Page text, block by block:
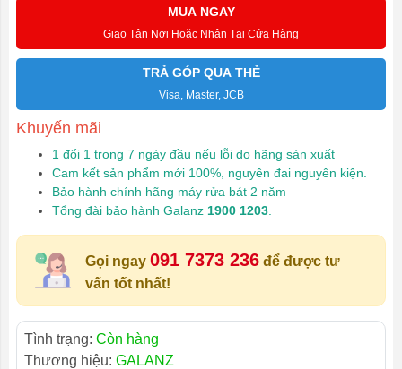
MUA NGAY
Giao Tận Nơi Hoặc Nhận Tại Cửa Hàng
TRẢ GÓP QUA THẺ
Visa, Master, JCB
Khuyến mãi
1 đổi 1 trong 7 ngày đầu nếu lỗi do hãng sản xuất
Cam kết sản phẩm mới 100%, nguyên đai nguyên kiện.
Bảo hành chính hãng máy rửa bát 2 năm
Tổng đài bảo hành Galanz 1900 1203
Gọi ngay 091 7373 236 để được tư
vấn tốt nhất!
Tình trạng: Còn hàng
Thương hiệu: GALANZ